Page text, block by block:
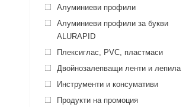
Алуминиеви профили
Алуминиеви профили за букви
ALURAPID
Плексиглас, PVC, пластмаси
Двойнозалепващи ленти и лепила
Инструменти и консумативи
Продукти на промоция